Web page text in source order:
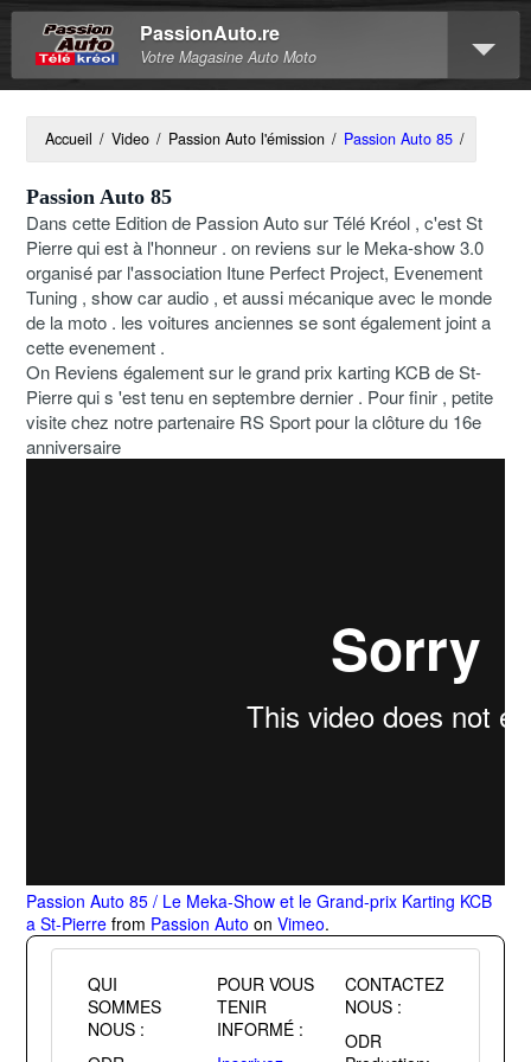
PassionAuto.re
Votre Magasine Auto Moto
Accueil / Video / Passion Auto l'émission / Passion Auto 85 /
Passion Auto 85
Dans cette Edition de Passion Auto sur Télé Kréol , c'est St
Pierre qui est à l'honneur . on reviens sur le Meka-show 3.0
organisé par l'association Itune Perfect Project, Evenement
Tuning , show car audio , et aussi mécanique avec le monde
de la moto . les voitures anciennes se sont également joint a
cette evenement .
On Reviens également sur le grand prix karting KCB de St-
Pierre qui s 'est tenu en septembre dernier . Pour finir , petite
visite chez notre partenaire RS Sport pour la clôture du 16e
anniversaire
Passion Auto 85 / Le Meka-Show et le Grand-prix Karting KCB
a St-Pierre from Passion Auto onVimeo.
QUI
SOMMES
NOUS :
CONTACTEZ
NOUS :
ODR
POUR VOUS
TENIR
INFORMÉ :